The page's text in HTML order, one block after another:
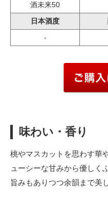
酒未来50
日本酒度
-
味わい・香り
桃やマスカットを思わす華
ューシーな甘みから優しく
旨みもありつつ余韻まで美